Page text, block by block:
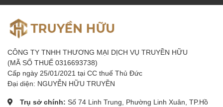
CÔNG TY TNHH THƯƠNG MẠI DỊCH VỤ TRUYỀN HỮU
(MÃ SỐ THUẾ 0316693738)
Cấp ngày 25/01/2021 tại CC thuế Thủ Đức
Đại diện: NGUYỄN HỮU TRUYỀN
Trụ sở chính: Số 74 Linh Trung, Phường Linh Xuân, TP.Hồ